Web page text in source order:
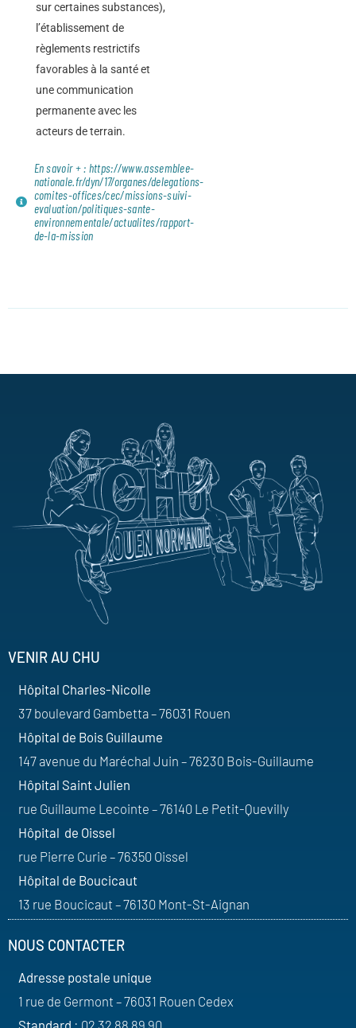
sur certaines substances),
l’établissement de
règlements restrictifs
favorables à la santé et
une communication
permanente avec les
acteurs de terrain.
En savoir + : https://www.assemblee-
nationale.fr/dyn/17/organes/delegations-
comites-offices/cec/missions-suivi-
evaluation/politiques-sante-
environnementale/actualites/rapport-
de-la-mission
VENIR AU CHU
Hôpital Charles-Nicolle
37 boulevard Gambetta – 76031 Rouen
Hôpital de Bois Guillaume
147 avenue du Maréchal Juin – 76230 Bois-Guillaume
Hôpital Saint Julien
rue Guillaume Lecointe – 76140 Le Petit-Quevilly
Hôpital de Oissel
rue Pierre Curie – 76350 Oissel
Hôpital de Boucicaut
13 rue Boucicaut – 76130 Mont-St-Aignan
NOUS CONTACTER
Adresse postale unique
1 rue de Germont – 76031 Rouen Cedex